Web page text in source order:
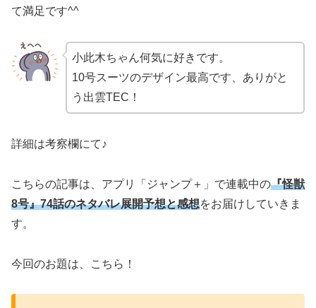
て満足です^^
小此木ちゃん何気に好きです。
10号スーツのデザイン最高です、ありがと
う出雲TEC！
詳細は考察欄にて♪
こちらの記事は、アプリ「ジャンプ＋」で連載中の『怪獣
8号』74話のネタバレ展開予想と感想をお届けしていきま
す。
今回のお題は、こちら！